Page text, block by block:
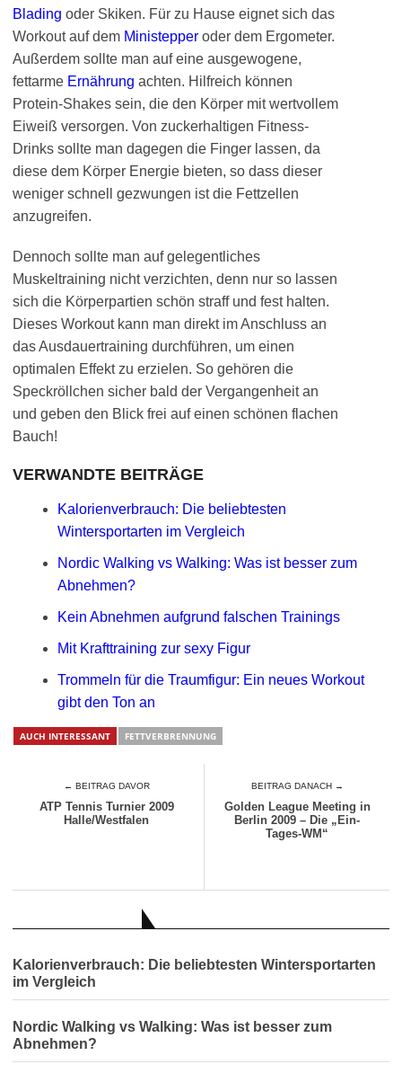
Blading oder Skiken. Für zu Hause eignet sich das
Workout auf dem Ministepper oder dem Ergometer.
Außerdem sollte man auf eine ausgewogene,
fettarme Ernährung achten. Hilfreich können
Protein-Shakes sein, die den Körper mit wertvollem
Eiweiß versorgen. Von zuckerhaltigen Fitness-
Drinks sollte man dagegen die Finger lassen, da
diese dem Körper Energie bieten, so dass dieser
weniger schnell gezwungen ist die Fettzellen
anzugreifen.
Dennoch sollte man auf gelegentliches
Muskeltraining nicht verzichten, denn nur so lassen
sich die Körperpartien schön straff und fest halten.
Dieses Workout kann man direkt im Anschluss an
das Ausdauertraining durchführen, um einen
optimalen Effekt zu erzielen. So gehören die
Speckröllchen sicher bald der Vergangenheit an
und geben den Blick frei auf einen schönen flachen
Bauch!
VERWANDTE BEITRÄGE
Kalorienverbrauch: Die beliebtesten
Wintersportarten im Vergleich
Nordic Walking vs Walking: Was ist besser zum
Abnehmen?
Kein Abnehmen aufgrund falschen Trainings
Mit Krafttraining zur sexy Figur
Trommeln für die Traumfigur: Ein neues Workout
gibt den Ton an
AUCH INTERESSANT FETTVERBRENNUNG
← BEITRAG DAVOR
ATP Tennis Turnier 2009
Halle/Westfalen
BEITRAG DANACH →
Golden League Meeting in
Berlin 2009 – Die „Ein-
Tages-WM“
Kalorienverbrauch: Die beliebtesten Wintersportarten
im Vergleich
Nordic Walking vs Walking: Was ist besser zum
Abnehmen?